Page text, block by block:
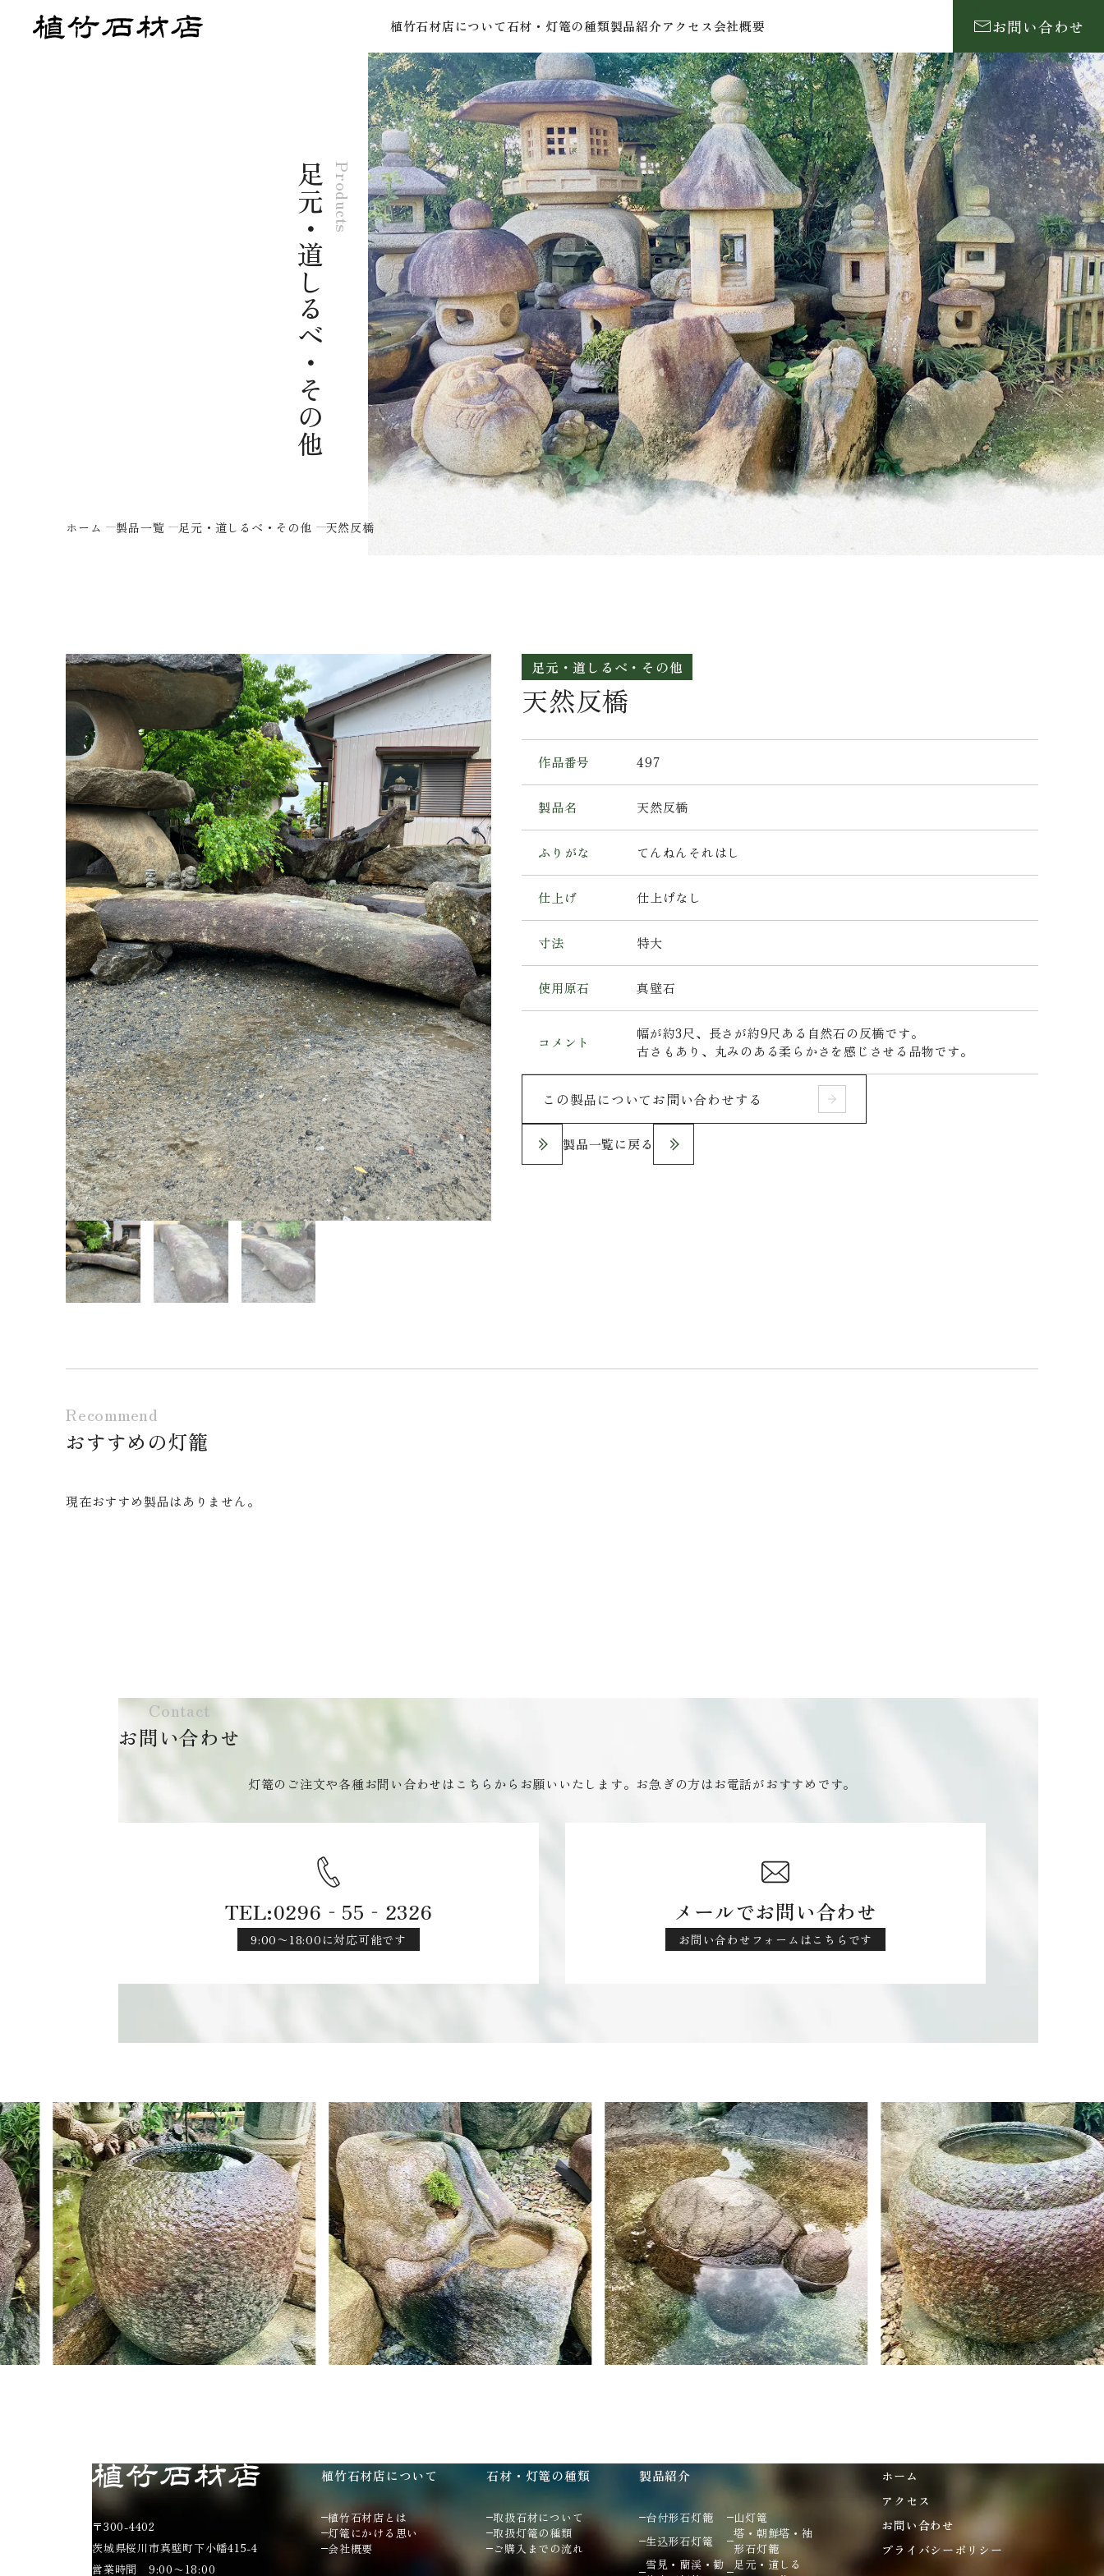
植竹石材店について石材・灯篭の種類製品紹介アクセス会社概要 お問い合わせ
Products
足元・道しるべ・その他
ホーム 製品一覧 足元・道しるべ・その他 天然反橋
足元・道しるべ・その他
天然反橋
作品番号 497
製品名 天然反橋
ふりがな てんねんそれはし
仕上げ 仕上げなし
寸法 特大
使用原石 真壁石
コメント
幅が約3尺、長さが約9尺ある自然石の反橋です。
古さもあり、丸みのある柔らかさを感じさせる品物です。
この製品についてお問い合わせする
製品一覧に戻る
Recommend
おすすめの灯籠
現在おすすめ製品はありません。
Contact
お問い合わせ
灯篭のご注文や各種お問い合わせはこちらからお願いいたします。お急ぎの方はお電話がおすすめです。
TEL:0296‐55‐2326
9:00〜18:00に対応可能です
メールでお問い合わせ
お問い合わせフォームはこちらです
〒300-4402
茨城県桜川市真壁町下小幡415-4
営業時間 9:00〜18:00
植竹石材店について
植竹石材店とは
灯篭にかける思い
会社概要
石材・灯篭の種類
取扱石材について
取扱灯篭の種類
ご購入までの流れ
製品紹介
台付形石灯籠
山灯篭
生込形石灯篭
塔・朝鮮塔・袖
形石灯籠
雪見・蘭渓・勧 足元・道しる
ホーム
アクセス
お問い合わせ
プライバシーポリシー